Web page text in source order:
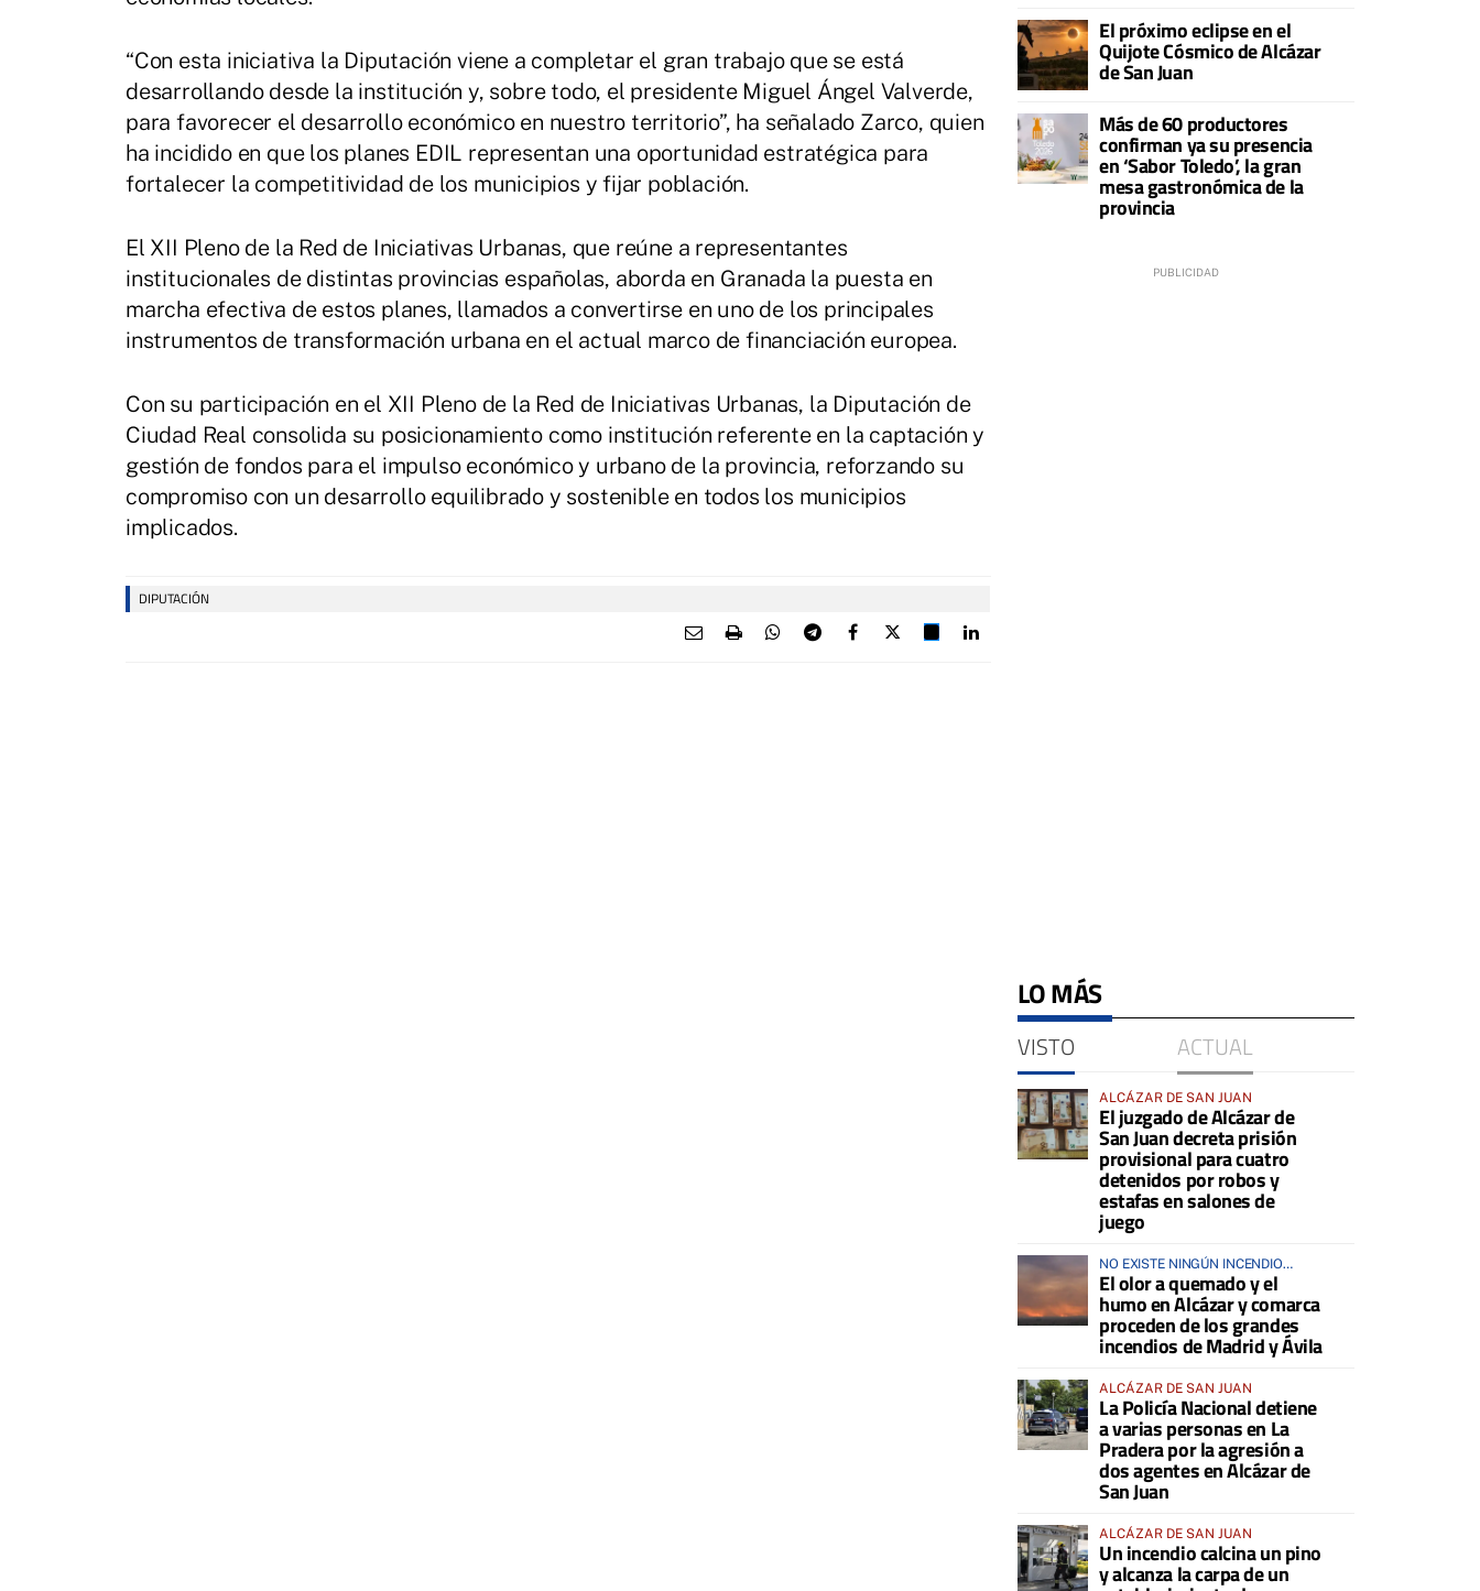
“Con esta iniciativa la Diputación viene a completar el gran trabajo que se está
desarrollando desde la institución y, sobre todo, el presidente Miguel Ángel Valverde,
para favorecer el desarrollo económico en nuestro territorio”, ha señalado Zarco, quien
ha incidido en que los planes EDIL representan una oportunidad estratégica para
fortalecer la competitividad de los municipios y fijar población.
El XII Pleno de la Red de Iniciativas Urbanas, que reúne a representantes
institucionales de distintas provincias españolas, aborda en Granada la puesta en
marcha efectiva de estos planes, llamados a convertirse en uno de los principales
instrumentos de transformación urbana en el actual marco de financiación europea.
Con su participación en el XII Pleno de la Red de Iniciativas Urbanas, la Diputación de
Ciudad Real consolida su posicionamiento como institución referente en la captación y
gestión de fondos para el impulso económico y urbano de la provincia, reforzando su
compromiso con un desarrollo equilibrado y sostenible en todos los municipios
implicados.
DIPUTACIÓN
El próximo eclipse en el
Quijote Cósmico de Alcázar
de San Juan
Más de 60 productores
confirman ya su presencia
en ‘Sabor Toledo’, la gran
mesa gastronómica de la
provincia
LO MÁS
VISTO ACTUAL
ALCÁZAR DE SAN JUAN
El juzgado de Alcázar de
San Juan decreta prisión
provisional para cuatro
detenidos por robos y
estafas en salones de
juego
NO EXISTE NINGÚN INCENDIO
ACTIVO EN LA COMARCA
El olor a quemado y el
humo en Alcázar y comarca
proceden de los grandes
incendios de Madrid y Ávila
ALCÁZAR DE SAN JUAN
La Policía Nacional detiene
a varias personas en La
Pradera por la agresión a
dos agentes en Alcázar de
San Juan
ALCÁZAR DE SAN JUAN
Un incendio calcina un pino
y alcanza la carpa de un